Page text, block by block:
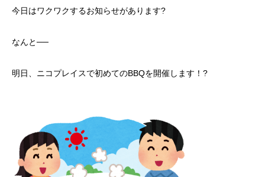
今日はワクワクするお知らせがあります?
なんと──
明日、ニコプレイスで初めてのBBQを開催します！?